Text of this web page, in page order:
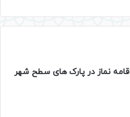
نماز در پارک های سطح شهر